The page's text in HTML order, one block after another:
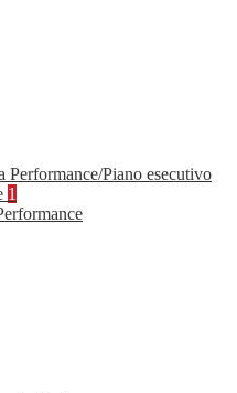
Performance/Piano esecutivo
1